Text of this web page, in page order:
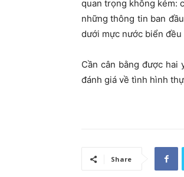
quan trọng không kém:
những thông tin ban
dưới mực nước biển đều
Cần cân bằng được
đánh giá về tình hình
Share